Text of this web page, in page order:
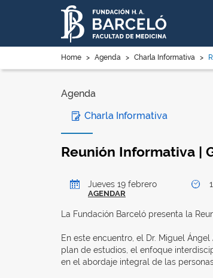
Home > Agenda > Charla Informativa >
Agenda
Charla Informativa
Reunión Informativa |
Jueves 19 febrero
AGENDAR
La Fundación Barceló presenta la
En este encuentro, el Dr. Miguel
plan de estudios, el enfoque
en el abordaje integral de las